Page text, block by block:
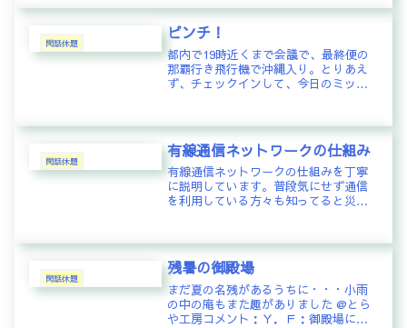
ー：よくご存知ですね。で、これは
何？Ｔ．Ｉ：ポスト📮っぽい？創結マ
スター...
閑話休題
ピンチ！
都内で19時近くまで会議で、最終便の
那覇行き飛行機で沖縄入り。とりあえ
ず、チェックインして、今日のミッシ
ー： 予約している創結マスターで
す。。。ホテルマン： ありませ...
閑話休題
有線通信ネットワークの仕組み
有線通信ネットワークの仕組みを丁寧
に説明しています。普段気にせず通信
を利用している方々も知ってると災害
閑話休題
残暑の御殿場
まだ夏の名残があるうちに・・・小雨
の中の庵もまた趣がありました @とら
や工房コメント：Ｙ．Ｆ：御殿場にゴ